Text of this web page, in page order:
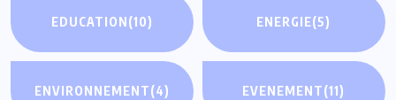
EDUCATION(10) ENERGIE(5)
ENVIRONNEMENT(4) EVENEMENT(11)